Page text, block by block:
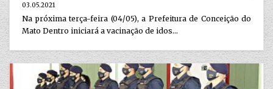
03.05.2021
Na próxima terça-feira (04/05), a Prefeitura de Conceição do
Mato Dentro iniciará a vacinação de idos...